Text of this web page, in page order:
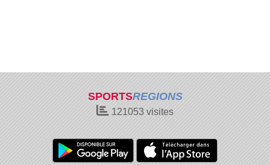
SPORTSREGIONS
121053 visites